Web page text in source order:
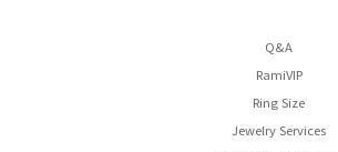
Q&A
RamiVIP
Ring Size
Jewelry Services